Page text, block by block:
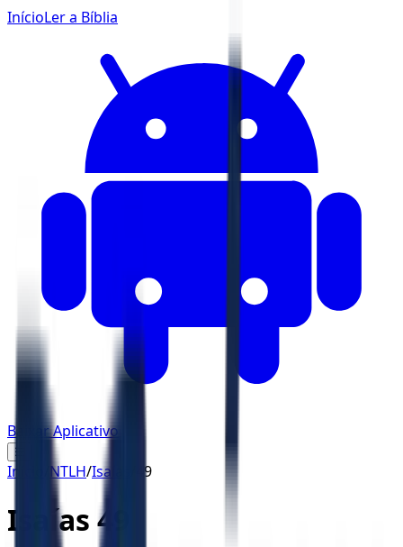
InícioLer a Bíblia
Baixar Aplicativo
☰
Início NTLH/Isaías 49
Isaías 49